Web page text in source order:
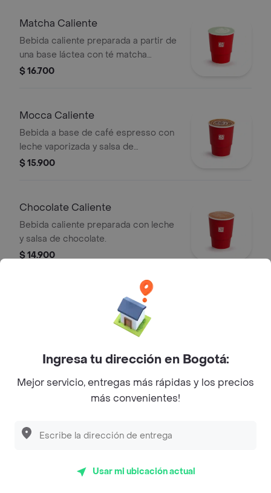
Matcha Caliente
Bebida caliente preparada a partir de
una base láctea con té matcha
previamente endulzada.
$ 16.700
Mocca Caliente
Bebida a base de café espresso con
leche vaporizada y salsa de
chocolate.
$ 15.900
Chocolate Caliente
Bebida caliente preparada con leche
y salsa de chocolate.
$ 14.900
Bebida caliente preparada con café
Aromática del Bosque
$ 10.700
Ingresa tu dirección en Bogotá:
Mejor servicio, entregas más rápidas y los precios
más convenientes!
Usar mi ubicación actual